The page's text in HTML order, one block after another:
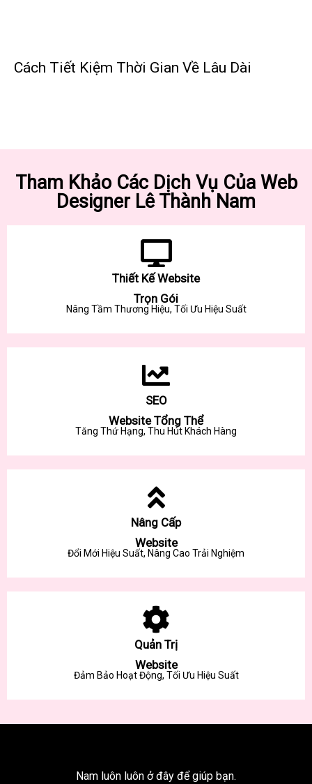
Cách Tiết Kiệm Thời Gian Về Lâu Dài
Tham Khảo Các Dịch Vụ Của Web
Designer Lê Thành Nam
Thiết Kế Website
Trọn Gói
Nâng Tầm Thương Hiệu, Tối Ưu Hiệu Suất
SEO
Website Tổng Thể
Tăng Thứ Hạng, Thu Hút Khách Hàng
Nâng Cấp
Website
Đổi Mới Hiệu Suất, Nâng Cao Trải Nghiệm
Quản Trị
Website
Đảm Bảo Hoạt Động, Tối Ưu Hiệu Suất
Nam luôn luôn ở đây để giúp bạn.